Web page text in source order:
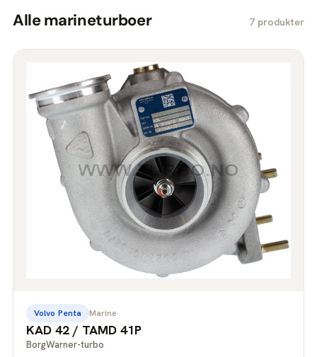
Alle marineturboer 7 produkter
Volvo Penta Marine
KAD 42 / TAMD 41P
BorgWarner-turbo